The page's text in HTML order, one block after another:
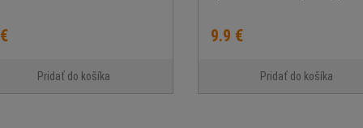
Pridať do košíka
9.9 €
Pridať do košíka